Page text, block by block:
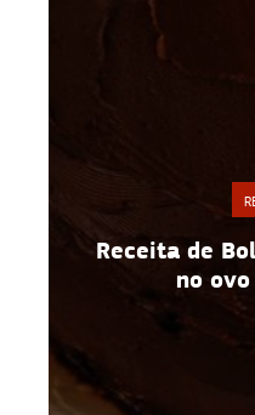
versão